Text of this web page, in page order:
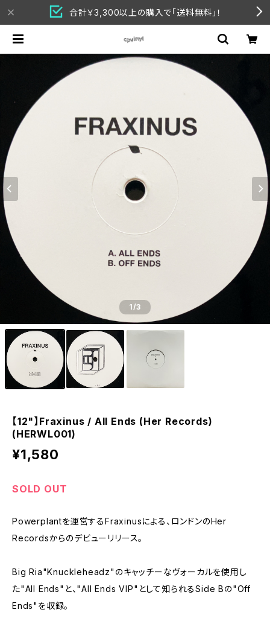
合計￥3,300以上の購入で「送料無料」！
1/3
【12"】Fraxinus / All Ends (Her Records)
(HERWL001)
¥1,580
SOLD OUT
Powerplantを運営するFraxinusによる、ロンドンのHer
Recordsからのデビューリリース。
Big Ria"Knuckleheadz"のキャッチーなヴォーカルを使用し
た"All Ends"と、"All Ends VIP"として知られるSide Bの"Off
Ends"を収録。